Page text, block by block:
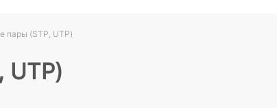
пары (STP, UTP)
UTP)